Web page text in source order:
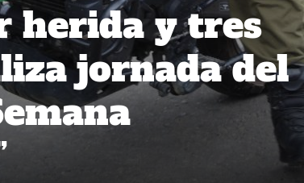
herida y tres
jornada del